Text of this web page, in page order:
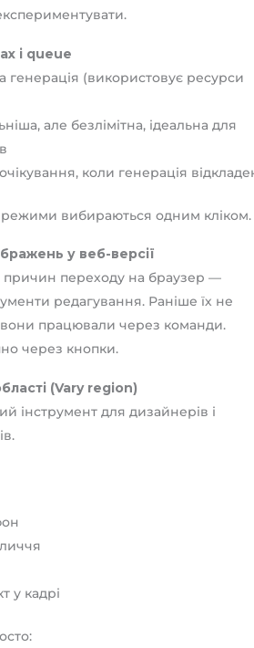
і queue
(використовує ресурси
але безлімітна, ідеальна для
коли генерація
режими вибираються одним кліком.
у веб-версії
причин переходу на браузер —
редагування. Раніше їх не
вони працювали через команди.
через кнопки.
(Vary region)
інструмент для дизайнерів і
у кадрі